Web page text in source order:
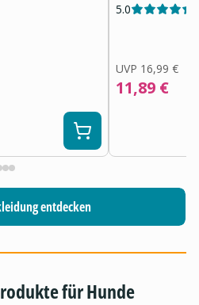
5.0
UVP 16,99 €
11,89 €
entdecken
für Hunde